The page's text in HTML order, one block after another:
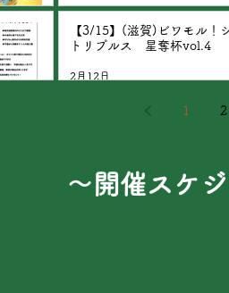
【3/15】(滋賀)ビワモル！
トリプルス 星奪杯vol.4
2月12日
1 2
～開催スケ